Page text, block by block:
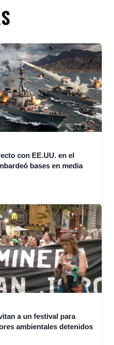
con EE.UU. en el
bases en media
a un festival para
ambientales detenidos